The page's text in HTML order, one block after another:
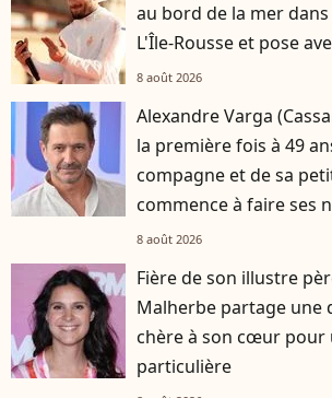
au bord de la mer
L'Île-Rousse et pose
8 août 2026
Alexandre Varga
la première fois à 49
compagne et de sa
commence à faire ses
8 août 2026
Fière de son illustre
Malherbe partage une
chère à son cœur pour
particulière